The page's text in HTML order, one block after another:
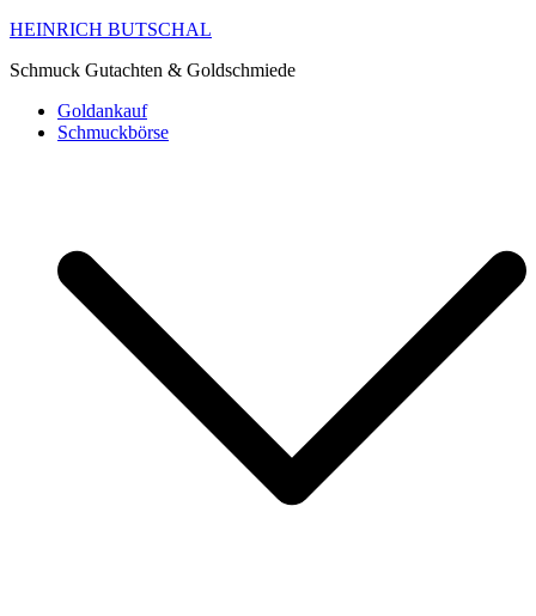
HEINRICH BUTSCHAL
Schmuck Gutachten & Goldschmiede
Goldankauf
Schmuckbörse